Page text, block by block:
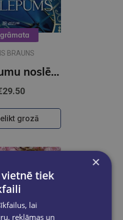
BRAUNS
Noslēpumu noslēpums (e-grāmata)
grozā
×
tiek
lai
reklāmas un